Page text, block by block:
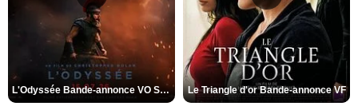
L'Odyssée Bande-annonce VO STFR Le Triangle d'or Bande-annonce VF